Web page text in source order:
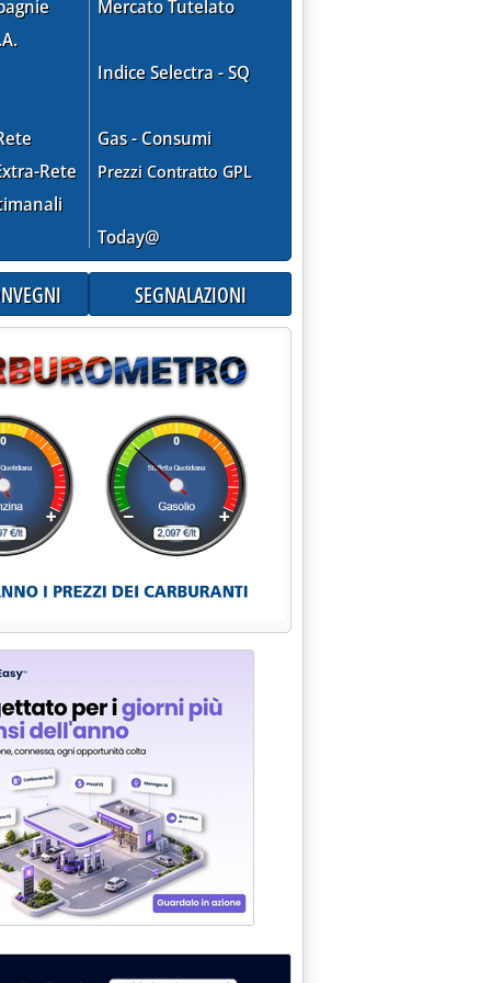
Rete
Mercato Tutelato
Indice Selectra - SQ
Gas - Consumi
Prezzi Contratto GPL
Today@
SEGNALAZIONI